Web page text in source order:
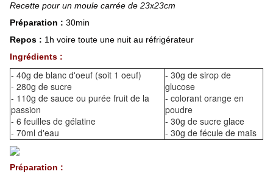
Recette pour un moule carrée de 23x23cm
Préparation : 30min
Repos : 1h voire toute une nuit au réfrigérateur
Ingrédients :
- 40g de blanc d'oeuf (soit 1 oeuf)
- 280g de sucre
- 110g de sauce ou purée fruit de la
passion
- 6 feuilles de gélatine
- 70ml d'eau
- 30g de sirop de
glucose
- colorant orange en
poudre
- 30g de sucre glace
- 30g de fécule de maïs
Préparation :